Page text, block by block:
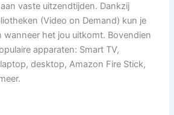
vaste uitzendtijden. Dankzij
(Video on Demand) kun je
wanneer het jou uitkomt. Bovendien
apparaten: Smart TV,
desktop, Amazon Fire Stick,